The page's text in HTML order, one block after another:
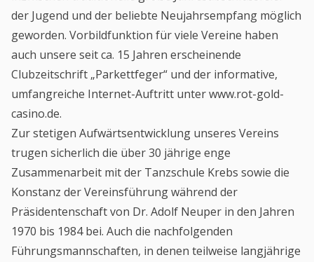
der Jugend und der beliebte Neujahrsempfang möglich
geworden. Vorbildfunktion für viele Vereine haben
auch unsere seit ca. 15 Jahren erscheinende
Clubzeitschrift „Parkettfeger“ und der informative,
umfangreiche Internet-Auftritt unter www.rot-gold-
casino.de.
Zur stetigen Aufwärtsentwicklung unseres Vereins
trugen sicherlich die über 30 jährige enge
Zusammenarbeit mit der Tanzschule Krebs sowie die
Konstanz der Vereinsführung während der
Präsidentenschaft von Dr. Adolf Neuper in den Jahren
1970 bis 1984 bei. Auch die nachfolgenden
Führungsmannschaften, in denen teilweise langjährige